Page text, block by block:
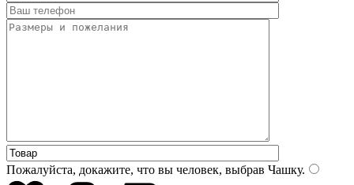
Пожалуйста, докажите, что вы человек, выбрав Чашку.